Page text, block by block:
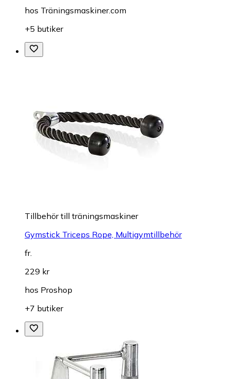
hos Träningsmaskiner.com
+5 butiker
Tillbehör till träningsmaskiner
Gymstick Triceps Rope, Multigymtillbehör
fr.
229 kr
hos Proshop
+7 butiker